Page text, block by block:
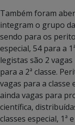
Também foram
integram o grupo
sendo para os
especial, 54 para a
legistas são 2 vagas
para a 2ª classe.
vagas para a classe
ainda vagas para
científica,
classes especial, 1ª